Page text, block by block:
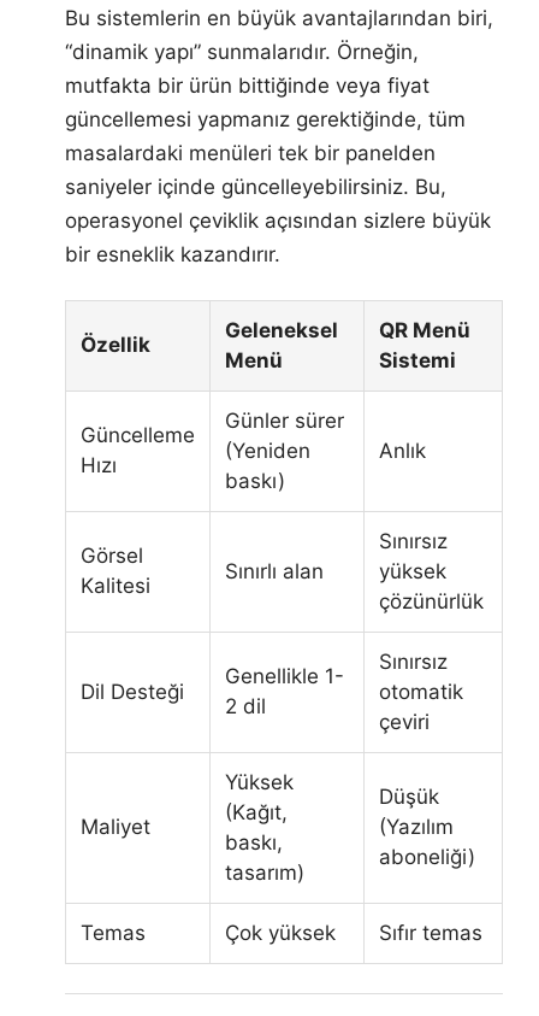
Bu sistemlerin en büyük avantajlarından biri,
“dinamik yapı” sunmalarıdır. Örneğin,
mutfakta bir ürün bittiğinde veya fiyat
güncellemesi yapmanız gerektiğinde, tüm
masalardaki menüleri tek bir panelden
saniyeler içinde güncelleyebilirsiniz. Bu,
operasyonel çeviklik açısından sizlere büyük
bir esneklik kazandırır.
Özellik
Geleneksel
Menü
QR Menü
Sistemi
Güncelleme
Hızı
Günler sürer
(Yeniden
baskı)
Anlık
Görsel
Kalitesi
Sınırlı alan
Sınırsız
yüksek
çözünürlük
Dil Desteği
Genellikle 1-
2 dil
Sınırsız
otomatik
çeviri
Maliyet
Yüksek
(Kağıt,
baskı,
tasarım)
Düşük
(Yazılım
aboneliği)
Temas Çok yüksek Sıfır temas